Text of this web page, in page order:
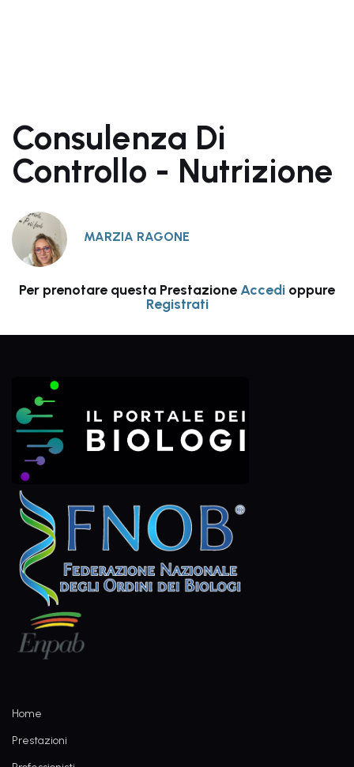
Consulenza Di
Controllo - Nutrizione
MARZIA RAGONE
Per prenotare questa Prestazione Accedi oppure
Registrati
Home
Prestazioni